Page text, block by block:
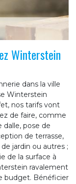
Winterstein
dans la ville
Winterstein
nos tarifs vont
de faire, comme
pose de
de terrasse,
jardin ou autres ;
de la surface à
ravalement
budget. Bénéficier